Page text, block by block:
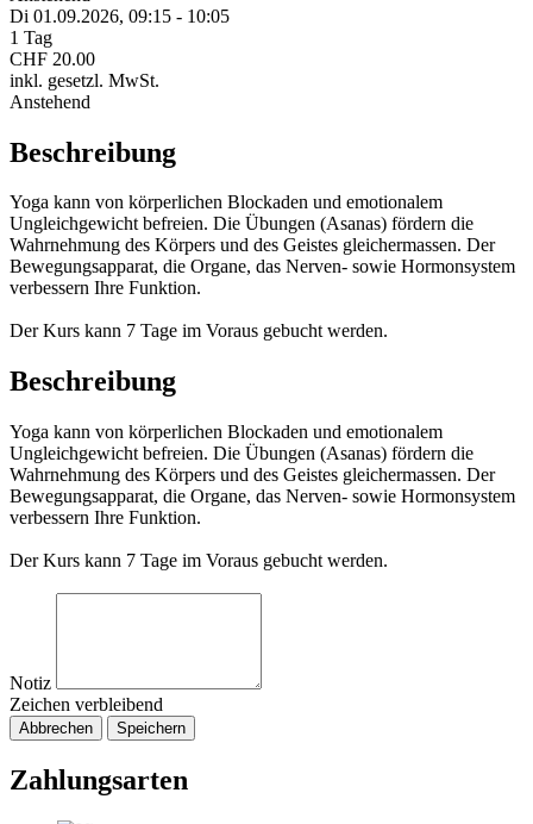
Di 01.09.2026, 09:15 - 10:05
1 Tag
CHF 20.00
inkl. gesetzl. MwSt.
Anstehend
Beschreibung
Yoga kann von körperlichen Blockaden und emotionalem
Ungleichgewicht befreien. Die Übungen (Asanas) fördern die
Wahrnehmung des Körpers und des Geistes gleichermassen. Der
Bewegungsapparat, die Organe, das Nerven- sowie Hormonsystem
verbessern Ihre Funktion.
Der Kurs kann 7 Tage im Voraus gebucht werden.
Beschreibung
Yoga kann von körperlichen Blockaden und emotionalem
Ungleichgewicht befreien. Die Übungen (Asanas) fördern die
Wahrnehmung des Körpers und des Geistes gleichermassen. Der
Bewegungsapparat, die Organe, das Nerven- sowie Hormonsystem
verbessern Ihre Funktion.
Der Kurs kann 7 Tage im Voraus gebucht werden.
Notiz
Zeichen verbleibend
Abbrechen Speichern
Zahlungsarten